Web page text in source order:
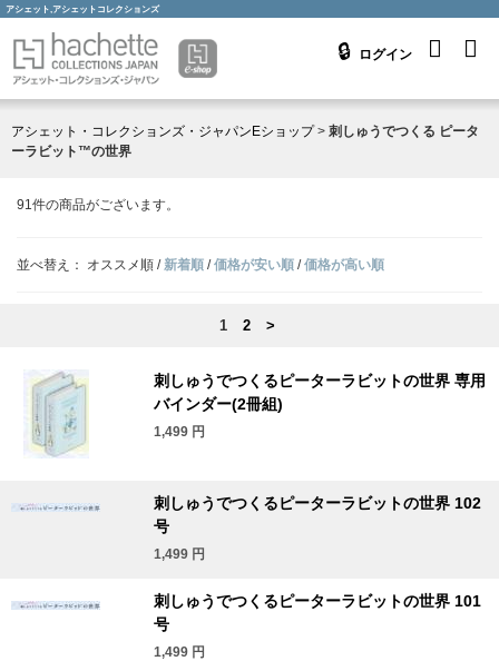
アシェット,アシェットコレクションズ
ログイン
アシェット・コレクションズ・ジャパンEショップ> 刺しゅうでつくる ピータ
ーラビット™の世界
91件の商品がございます。
並べ替え： オススメ順 /新着順 /価格が安い順 /価格が高い順
1 2 >
刺しゅうでつくるピーターラビットの世界 専用
バインダー(2冊組)
1,499 円
刺しゅうでつくるピーターラビットの世界 102
号
1,499 円
刺しゅうでつくるピーターラビットの世界 101
号
1,499 円